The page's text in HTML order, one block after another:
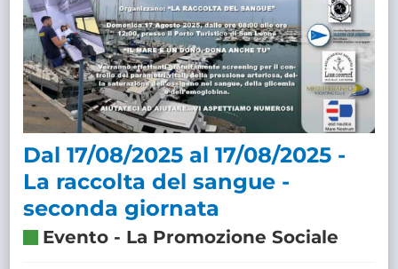
Dal 17/08/2025 al 17/08/2025 -
La raccolta del sangue -
seconda giornata
Evento - La Promozione Sociale